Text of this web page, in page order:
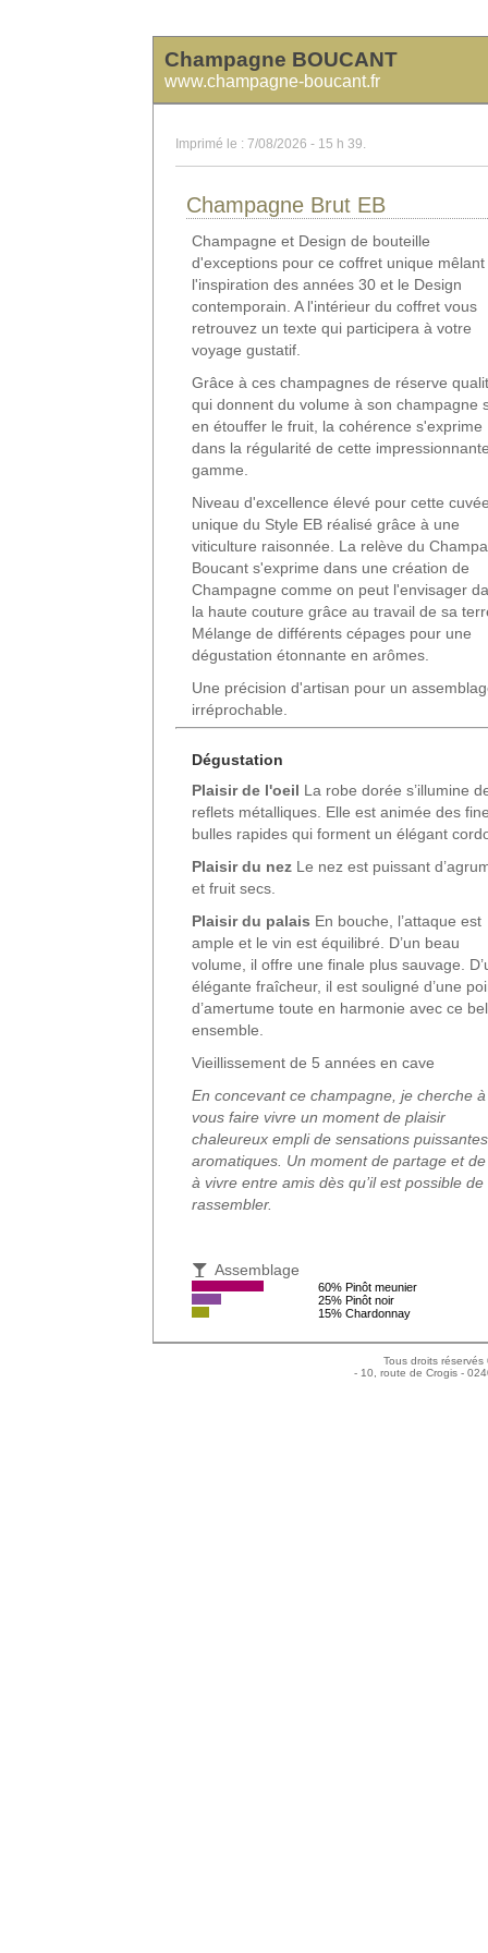
Champagne BOUCANT
www.champagne-boucant.fr
Imprimé le : 7/08/2026 - 15 h 39.
Champagne Brut EB
Champagne et Design de bouteille
d'exceptions pour ce coffret unique mêlant
l'inspiration des années 30 et le Design
contemporain. A l'intérieur du coffret vous
retrouvez un texte qui participera à votre
voyage gustatif.
Grâce à ces champagnes de réserve
qui donnent du volume à son champagne
en étouffer le fruit, la cohérence s'exprime
dans la régularité de cette
gamme.
Niveau d'excellence élevé pour cette
unique du Style EB réalisé grâce à une
viticulture raisonnée. La relève du
Boucant s'exprime dans une création de
Champagne comme on peut l'envisager
la haute couture grâce au travail de sa
Mélange de différents cépages pour une
dégustation étonnante en arômes.
Une précision d'artisan pour un
irréprochable.
Dégustation
Plaisir de l'oeil La robe dorée s’illumine
reflets métalliques. Elle est animée des
bulles rapides qui forment un élégant
Plaisir du nez Le nez est puissant
et fruit secs.
Plaisir du palais En bouche, l’attaque est
ample et le vin est équilibré. D’un beau
volume, il offre une finale plus sauvage.
élégante fraîcheur, il est souligné d’une
d’amertume toute en harmonie avec ce bel
ensemble.
Vieillissement de 5 années en cave
En concevant ce champagne, je cherche à
vous faire vivre un moment de plaisir
chaleureux empli de sensations
aromatiques. Un moment de partage et
à vivre entre amis dès qu’il est possible de
rassembler.
Assemblage
60% Pinôt meunier
25% Pinôt noir
15% Chardonnay
Tous droits
- 10, route de Crogis -